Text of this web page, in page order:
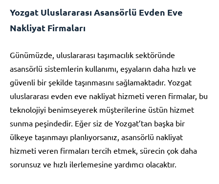
Yozgat Uluslararası Asansörlü Evden Eve
Nakliyat Firmaları
Günümüzde, uluslararası taşımacılık sektöründe
asansörlü sistemlerin kullanımı, eşyaların daha hızlı ve
güvenli bir şekilde taşınmasını sağlamaktadır. Yozgat
uluslararası evden eve nakliyat hizmeti veren firmalar, bu
teknolojiyi benimseyerek müşterilerine üstün hizmet
sunma peşindedir. Eğer siz de Yozgat’tan başka bir
ülkeye taşınmayı planlıyorsanız, asansörlü nakliyat
hizmeti veren firmaları tercih etmek, sürecin çok daha
sorunsuz ve hızlı ilerlemesine yardımcı olacaktır.